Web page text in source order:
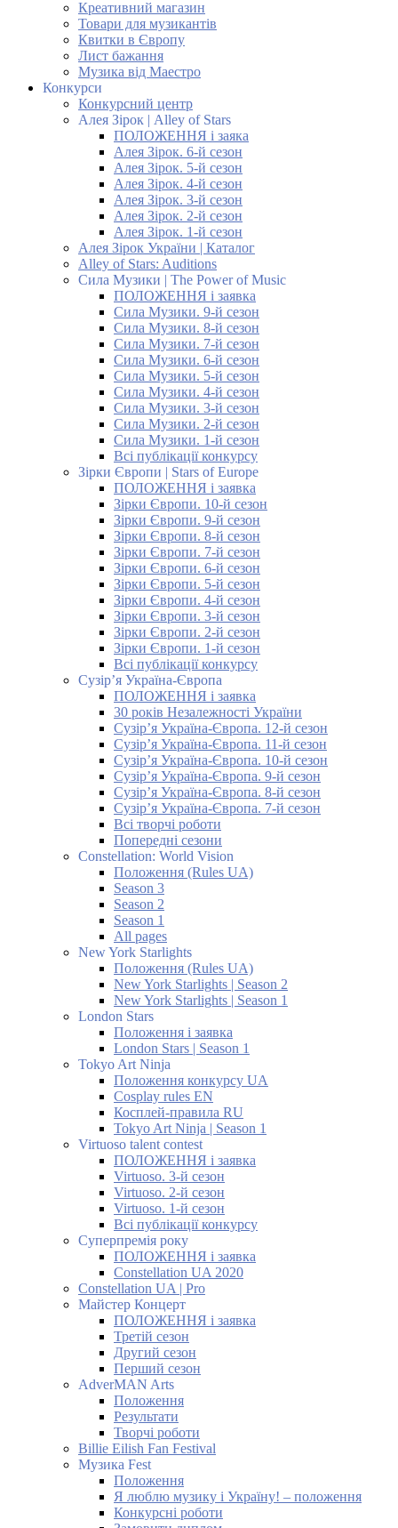
Креативний магазин
Товари для музикантів
Квитки в Європу
Лист бажання
Музика від Маестро
Конкурси
Конкурсний центр
Алея Зірок | Alley of Stars
ПОЛОЖЕННЯ і заяка
Алея Зірок. 6-й сезон
Алея Зірок. 5-й сезон
Алея Зірок. 4-й сезон
Алея Зірок. 3-й сезон
Алея Зірок. 2-й сезон
Алея Зірок. 1-й сезон
Алея Зірок України | Каталог
Alley of Stars: Auditions
Сила Музики | The Power of Music
ПОЛОЖЕННЯ і заявка
Сила Музики. 9-й сезон
Сила Музики. 8-й сезон
Сила Музики. 7-й сезон
Сила Музики. 6-й сезон
Сила Музики. 5-й сезон
Сила Музики. 4-й сезон
Сила Музики. 3-й сезон
Сила Музики. 2-й сезон
Сила Музики. 1-й сезон
Всі публікації конкурсу
Зірки Європи | Stars of Europe
ПОЛОЖЕННЯ і заявка
Зірки Європи. 10-й сезон
Зірки Європи. 9-й сезон
Зірки Європи. 8-й сезон
Зірки Європи. 7-й сезон
Зірки Європи. 6-й сезон
Зірки Європи. 5-й сезон
Зірки Європи. 4-й сезон
Зірки Європи. 3-й сезон
Зірки Європи. 2-й сезон
Зірки Європи. 1-й сезон
Всі публікації конкурсу
Сузір’я Україна-Європа
ПОЛОЖЕННЯ і заявка
30 років Незалежності України
Сузір’я Україна-Європа. 12-й сезон
Сузір’я Україна-Європа. 11-й сезон
Сузір’я Україна-Європа. 10-й сезон
Сузір’я Україна-Європа. 9-й сезон
Сузір’я Україна-Європа. 8-й сезон
Сузір’я Україна-Європа. 7-й сезон
Всі творчі роботи
Попередні сезони
Constellation: World Vision
Положення (Rules UA)
Season 3
Season 2
Season 1
All pages
New York Starlights
Положення (Rules UA)
New York Starlights | Season 2
New York Starlights | Season 1
London Stars
Положення і заявка
London Stars | Season 1
Tokyo Art Ninja
Положення конкурсу UA
Cosplay rules EN
Косплей-правила RU
Tokyo Art Ninja | Season 1
Virtuoso talent contest
ПОЛОЖЕННЯ і заявка
Virtuoso. 3-й сезон
Virtuoso. 2-й сезон
Virtuoso. 1-й сезон
Всі публікації конкурсу
Суперпремія року
ПОЛОЖЕННЯ і заявка
Constellation UA 2020
Constellation UA | Pro
Майстер Концерт
ПОЛОЖЕННЯ і заявка
Третій сезон
Другий сезон
Перший сезон
AdverMAN Arts
Положення
Результати
Творчі роботи
Billie Eilish Fan Festival
Музика Fest
Положення
Я люблю музику і Україну! – положення
Конкурсні роботи